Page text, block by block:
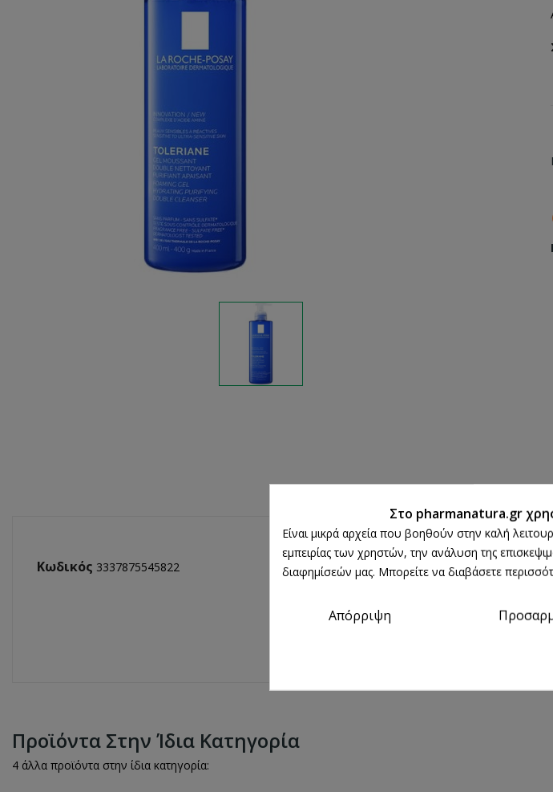
Κωδικός 3337875545822
Προϊόντα Στην Ίδια Κατηγορία
4 άλλα προϊόντα στην ίδια κατηγορία:
Στο pharmanatura.gr
Είναι μικρά αρχεία που βοηθούν στην καλή
εμπειρίας των χρηστών, την ανάλυση της
διαφημίσεών μας. Μπορείτε να διαβάσετε
Απόρριψη